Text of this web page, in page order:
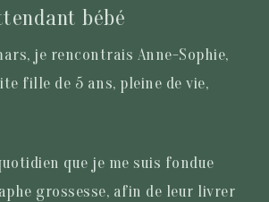
bébé
je rencontrais Anne-Sophie,
fille de 5 ans, pleine de vie,
que je me suis fondue
grossesse, afin de leur livrer